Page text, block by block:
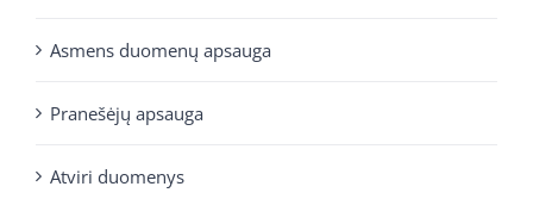
Asmens duomenų apsauga
Pranešėjų apsauga
Atviri duomenys